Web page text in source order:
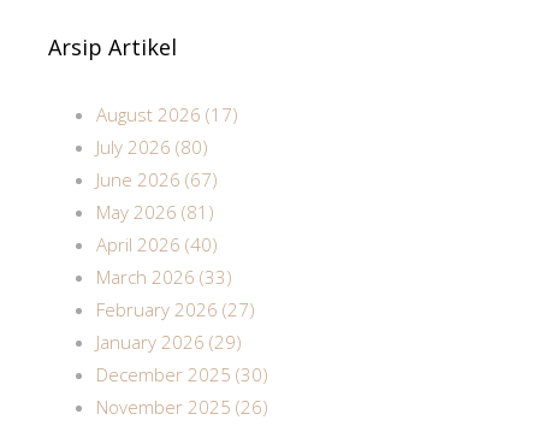
Arsip Artikel
August 2026 (17)
July 2026 (80)
June 2026 (67)
May 2026 (81)
April 2026 (40)
March 2026 (33)
February 2026 (27)
January 2026 (29)
December 2025 (30)
November 2025 (26)